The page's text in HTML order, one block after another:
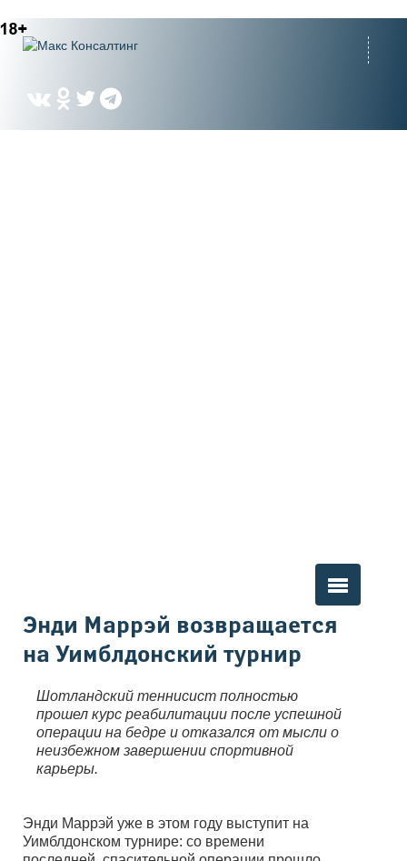
Вы здесь
Энди Маррэй возвращается
на Уимблдонский турнир
Шотландский теннисист полностью
прошел курс реабилитации после успешной
операции на бедре и отказался от мысли о
неизбежном завершении спортивной
карьеры.
Энди Маррэй уже в этом году выступит на
Уимблдонском турнире: со времени